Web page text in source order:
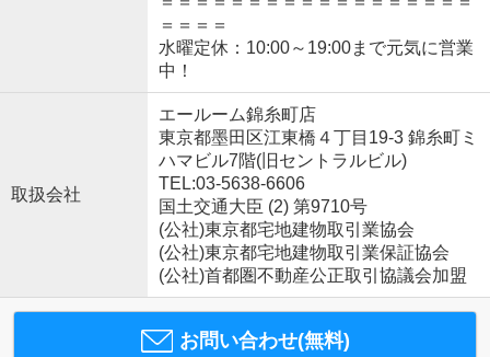
＝＝＝＝
水曜定休：10:00～19:00まで元気に営業
中！
取扱会社
エールーム錦糸町店
東京都墨田区江東橋４丁目19-3 錦糸町ミ
ハマビル7階(旧セントラルビル)
TEL:03-5638-6606
国土交通大臣 (2) 第9710号
(公社)東京都宅地建物取引業協会
(公社)東京都宅地建物取引業保証協会
(公社)首都圏不動産公正取引協議会加盟
お問い合わせ(無料)